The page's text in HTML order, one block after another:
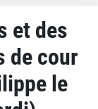
et des
de cour
le